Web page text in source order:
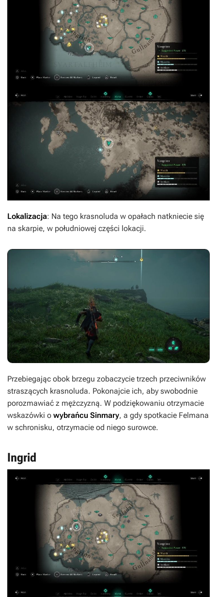
Lokalizacja: Na tego krasnoluda w opałach natkniecie się
na skarpie, w południowej części lokacji.
Przebiegając obok brzegu zobaczycie trzech przeciwników
straszących krasnoluda. Pokonajcie ich, aby swobodnie
porozmawiać z mężczyzną. W podziękowaniu otrzymacie
wskazówki o wybrańcu Sinmary, a gdy spotkacie Felmana
w schronisku, otrzymacie od niego surowce.
Ingrid